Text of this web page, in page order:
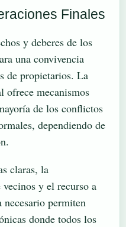
Finales
y deberes de los
una convivencia
de propietarios. La
ofrece mecanismos
de los conflictos
dependiendo de
claras, la
y el recurso a
necesario permiten
donde todos los